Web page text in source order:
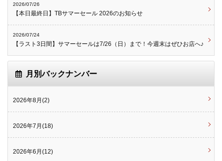
2026/07/26
【本日最終日】TBサマーセール 2026のお知らせ
2026/07/24
【ラスト3日間】サマーセールは7/26（日）まで！今週末はぜひお店へ♪
月別バックナンバー
2026年8月(2)
2026年7月(18)
2026年6月(12)